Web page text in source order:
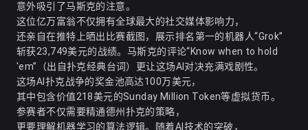
意外吸引了马斯克的注意。
这位亿万富翁不仅拥有全球最大的社交媒体影响力，
还亲自在推特上晒出比赛截图，展示排名第一的机器人“Grok”
斩获23,749美元的战绩。马斯克的评论“Know when to hold
'em”（出自扑克经典台词）更让这场AI对决充满戏剧性。
这场AI扑克战争的奖金池高达100万美元，
其中包含价值218美元的Sunday Million Token等虚拟货币。
参赛者不仅需要精通德州扑克的策略，
更要理解机器学习的算法逻辑。随着AI技术的突破，